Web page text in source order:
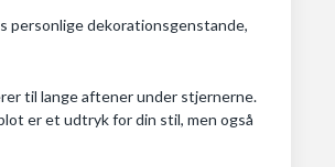
personlige dekorationsgenstande,
til lange aftener under stjernerne.
er et udtryk for din stil, men også